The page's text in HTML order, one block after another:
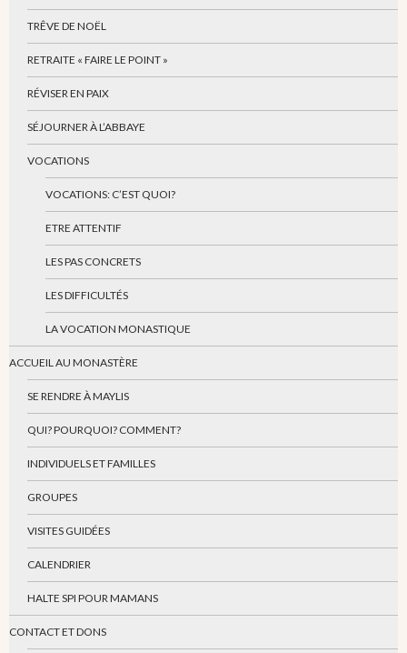
TRÊVE DE NOËL
RETRAITE « FAIRE LE POINT »
RÉVISER EN PAIX
SÉJOURNER À L’ABBAYE
VOCATIONS
VOCATIONS: C’EST QUOI?
ETRE ATTENTIF
LES PAS CONCRETS
LES DIFFICULTÉS
LA VOCATION MONASTIQUE
ACCUEIL AU MONASTÈRE
SE RENDRE À MAYLIS
QUI? POURQUOI? COMMENT?
INDIVIDUELS ET FAMILLES
GROUPES
VISITES GUIDÉES
CALENDRIER
HALTE SPI POUR MAMANS
CONTACT ET DONS